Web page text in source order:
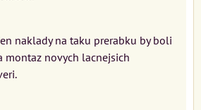
naklady na taku prerabku by boli
montaz novych lacnejsich